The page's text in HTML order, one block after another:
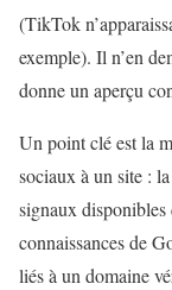
(TikTok
exemple). Il n’en
donne un aperçu
Un point clé est la
sociaux à un site :
signaux disponibles
connaissances de
liés à un domaine